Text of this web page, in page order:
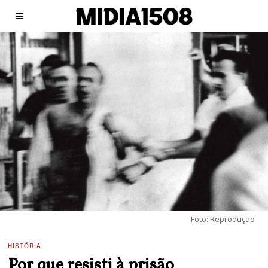
Foto: Reprodução
HISTÓRIA